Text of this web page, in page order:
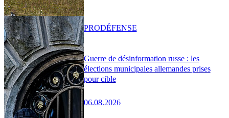
Guerre de désinformation russe : les
élections municipales allemandes prises
pour cible
06.08.2026
PRODÉFENSE